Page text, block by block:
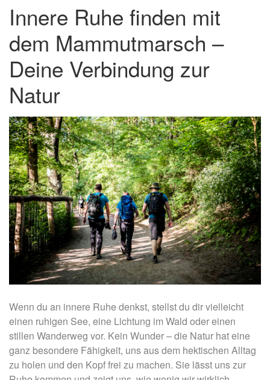
Innere Ruhe finden mit
dem Mammutmarsch –
Deine Verbindung zur
Natur
Wenn du an innere Ruhe denkst, stellst du dir vielleicht
einen ruhigen See, eine Lichtung im Wald oder einen
stillen Wanderweg vor. Kein Wunder – die Natur hat eine
ganz besondere Fähigkeit, uns aus dem hektischen Alltag
zu holen und den Kopf frei zu machen. Sie lässt uns zur